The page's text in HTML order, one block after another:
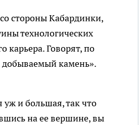
стороны Кабардинки,
технологических
карьера. Говорят, по
добываемый камень».
уж и большая, так что
на ее вершине, вы